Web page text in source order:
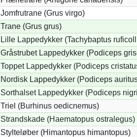
Jomfrutrane (Grus virgo)
Trane (Grus grus)
Lille Lappedykker (Tachybaptus
Gråstrubet Lappedykker (Podiceps
Toppet Lappedykker (Podiceps
Nordisk Lappedykker (Podiceps
Sorthalset Lappedykker (Podiceps
Triel (Burhinus oedicnemus)
Strandskade (Haematopus ostralegus)
Stylteløber (Himantopus himantopus)